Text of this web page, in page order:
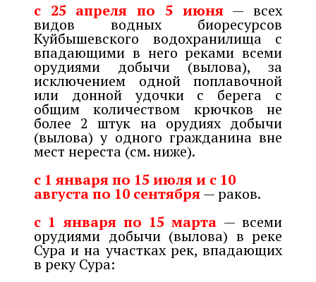
с 25 апреля по 5 июня— всех
видов водных биоресурсов
Куйбышевского водохранилища с
впадающими в него реками всеми
орудиями добычи (вылова), за
исключением одной поплавочной
или донной удочки с берега с
общим количеством крючков не
более 2 штук на орудиях добычи
(вылова) у одного гражданина вне
мест нереста (см. ниже).
с 1 января по 15 июля и с 10
августа по 10 сентября— раков.
с 1 января по 15 марта — всеми
орудиями добычи (вылова) в реке
Сура и на участках рек, впадающих
в реку Сура: